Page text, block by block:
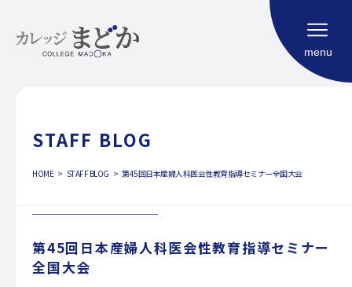
HOME
福祉型大学校
利用案内
よくある質問
menu
STAFF BLOG
HOME STAFF BLOG 第45回日本産婦人科医会性教育指導セミナー全国大会
第45回日本産婦人科医会性教育指導セミナー
全国大会